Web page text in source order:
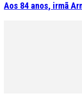
Aos 84 anos, irmã